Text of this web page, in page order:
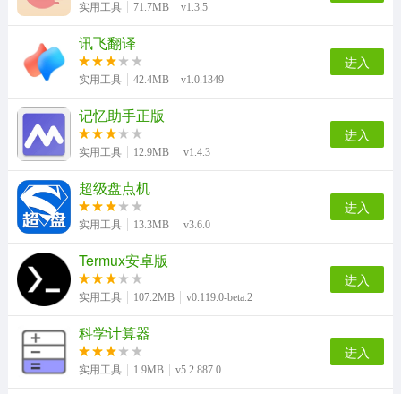
实用工具 71.7MB v1.3.5
讯飞翻译
实用工具 42.4MB v1.0.1349
进入
记忆助手正版
实用工具 12.9MB v1.4.3
进入
超级盘点机
实用工具 13.3MB v3.6.0
进入
Termux安卓版
实用工具 107.2MB v0.119.0-beta.2
进入
科学计算器
实用工具 1.9MB v5.2.887.0
进入